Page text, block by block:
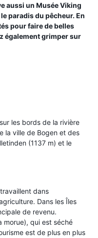
aussi un Musée Viking
paradis du pêcheur. En
pour faire de belles
également grimper sur
les bords de la rivière
la ville de Bogen et des
(1137 m) et le
dans
Dans les Îles
de revenu.
morue), qui est séché
est de plus en plus